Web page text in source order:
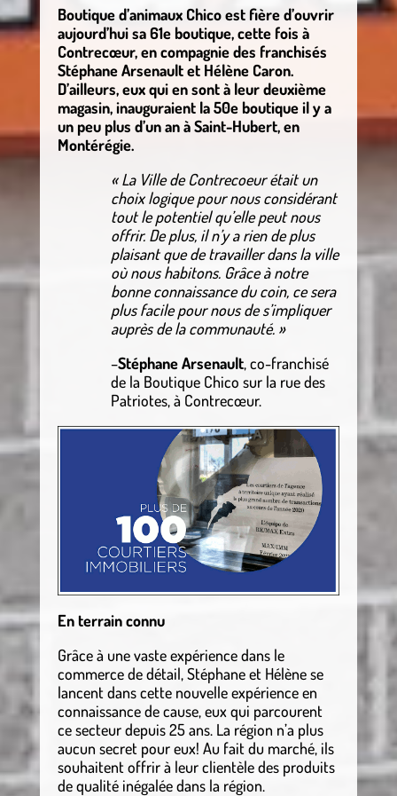
Boutique d’animaux Chico est fière d’ouvrir
aujourd’hui sa 61e boutique, cette fois à
Contrecœur, en compagnie des franchisés
Stéphane Arsenault et Hélène Caron.
D’ailleurs, eux qui en sont à leur deuxième
magasin, inauguraient la 50e boutique il y a
un peu plus d’un an à Saint-Hubert, en
Montérégie.
« La Ville de Contrecoeur était un
choix logique pour nous considérant
tout le potentiel qu’elle peut nous
offrir. De plus, il n’y a rien de plus
plaisant que de travailler dans la ville
où nous habitons. Grâce à notre
bonne connaissance du coin, ce sera
plus facile pour nous de s’impliquer
auprès de la communauté. »
–Stéphane Arsenault, co-franchisé
de la Boutique Chico sur la rue des
Patriotes, à Contrecœur.
En terrain connu
Grâce à une vaste expérience dans le
commerce de détail, Stéphane et Hélène se
lancent dans cette nouvelle expérience en
connaissance de cause, eux qui parcourent
ce secteur depuis 25 ans. La région n’a plus
aucun secret pour eux! Au fait du marché, ils
souhaitent offrir à leur clientèle des produits
de qualité inégalée dans la région.